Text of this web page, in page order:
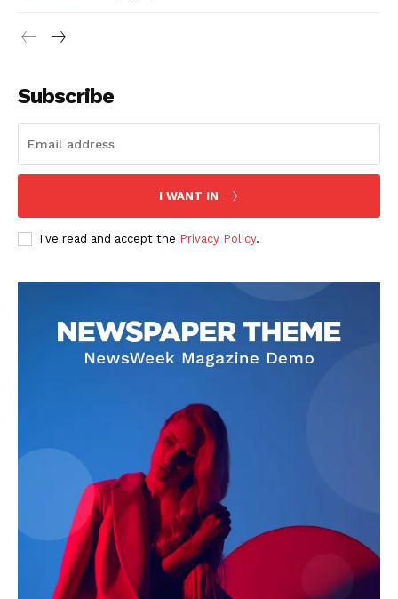
Subscribe
I WANT IN
I've read and accept the Privacy Policy.